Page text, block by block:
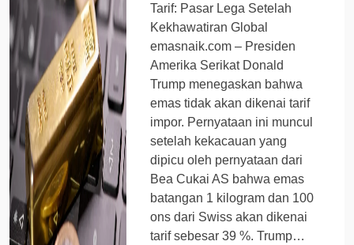
Tarif: Pasar Lega Setelah
Kekhawatiran Global
emasnaik.com – Presiden
Amerika Serikat Donald
Trump menegaskan bahwa
emas tidak akan dikenai tarif
impor. Pernyataan ini muncul
setelah kekacauan yang
dipicu oleh pernyataan dari
Bea Cukai AS bahwa emas
batangan 1 kilogram dan 100
ons dari Swiss akan dikenai
tarif sebesar 39 %. Trump…